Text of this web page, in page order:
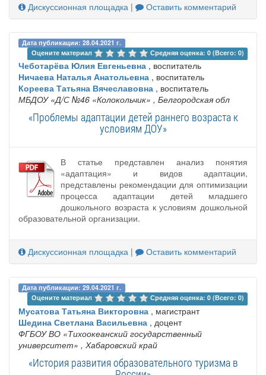
Дискуссионная площадка | Оставить комментарий
Дата публикации: 28.04.2021 г.
Оцените материал
Средняя оценка: 0 (Всего: 0)
Чеботарёва Юлия Евгеньевна , воспитатель
Ничаева Наталья Анатольевна , воспитатель
Кореева Татьяна Вячеславовна , воспитатель
МБДОУ «Д/С №46 «Колокольчик» , Белгородская обл
«Проблемы адаптации детей раннего возраста к
условиям ДОУ»
В статье представлен анализ понятия
«адаптация» и видов адаптации,
представлены рекомендации для оптимизации
процесса адаптации детей младшего
дошкольного возраста к условиям дошкольной
образовательной организации.
Дискуссионная площадка | Оставить комментарий
Дата публикации: 29.04.2021 г.
Оцените материал
Средняя оценка: 0 (Всего: 0)
Мусатова Татьяна Викторовна , магистрант
Шедина Светлана Васильевна , доцент
ФГБОУ ВО «Тихоокеанский государственный
университет» , Хабаровский край
«История развития образовательного туризма в